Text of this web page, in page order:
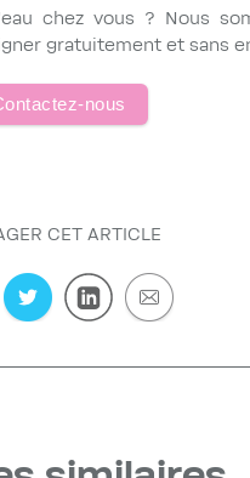
chez vous ? Nous
gratuitement et sans
nous
CET ARTICLE